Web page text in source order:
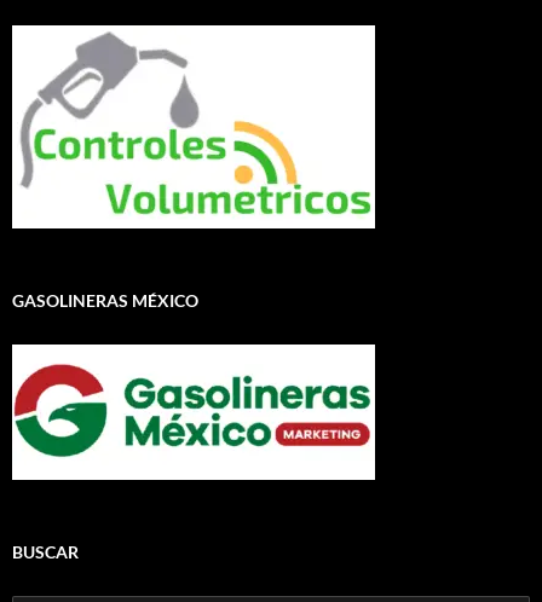
GASOLINERAS MÉXICO
BUSCAR